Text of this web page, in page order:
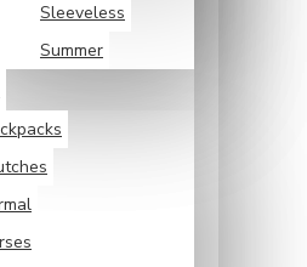
Sleeveless
Summer